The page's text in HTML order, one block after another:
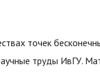
точек
труды ИвГУ.